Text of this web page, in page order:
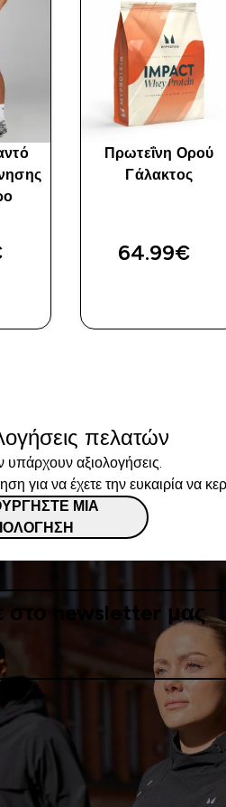
Πρωτεΐνη Ορού
Γάλακτος
64.99€‎
πελατών
υπάρχουν αξιολογήσεις.
για να έχετε την ευκαιρία να
ΜΙΑ
στο newsletter μας